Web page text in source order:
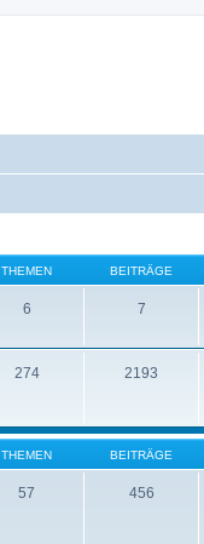
THEMEN BEITRÄGE
6 7
274 2193
THEMEN BEITRÄGE
57 456